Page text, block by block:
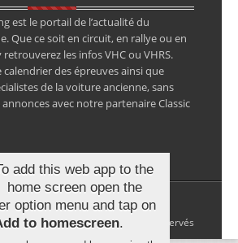
est le portail de l’actualité du
Que ce soit en circuit, en rallye ou en
les infos VHC ou VHRS.
calendrier des épreuves ainsi que
de la voiture ancienne, sans
avec notre partenaire Classic
NewsClassicRacing, tous droits réservés
add this web app to the
home screen open the
option menu and tap on
to homescreen.